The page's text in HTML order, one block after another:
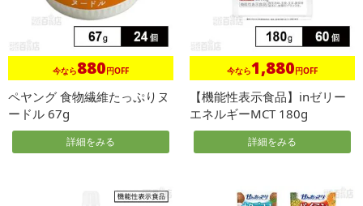
今なら880円OFF
ペヤング 食物繊維たっぷりヌ
ードル 67g
詳細をみる
今なら1,880円OFF
【機能性表示食品】inゼリー
エネルギーMCT 180g
詳細をみる